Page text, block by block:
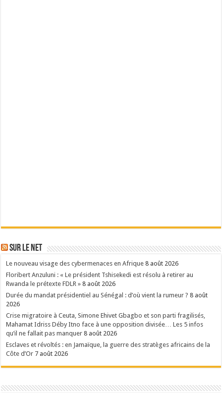
Sur le Net
Le nouveau visage des cybermenaces en Afrique 8 août 2026
Floribert Anzuluni : « Le président Tshisekedi est résolu à retirer au
Rwanda le prétexte FDLR » 8 août 2026
Durée du mandat présidentiel au Sénégal : d’où vient la rumeur ? 8 août
2026
Crise migratoire à Ceuta, Simone Ehivet Gbagbo et son parti fragilisés,
Mahamat Idriss Déby Itno face à une opposition divisée… Les 5 infos
qu’il ne fallait pas manquer 8 août 2026
Esclaves et révoltés : en Jamaïque, la guerre des stratèges africains de la
Côte d’Or 7 août 2026